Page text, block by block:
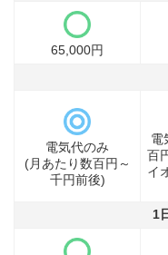
65,000円
電気代のみ
(月あたり数百円～
千円前後)
電
百
イ
1